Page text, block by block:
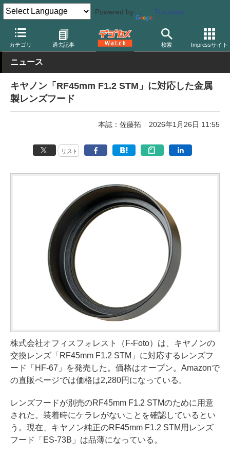
Powered by Translate
カテゴリ 過去記事 検索 Impressサイト
デジカメ Watch 撮影用品
ニュース
キヤノン「RF45mm F1.2 STM」に対応した金属
製レンズフード
本誌：佐藤拓 2026年1月26日 11:55
リスト
株式会社オフィスフォレスト（F-Foto）は、キヤノンの
交換レンズ「RF45mm F1.2 STM」に対応するレンズフ
ード「HF-67」を発売した。価格はオープン。Amazonで
の直販ページでは価格は2,280円になっている。
レンズフードが別売のRF45mm F1.2 STMのために用意
された。装着時にケラレがないことを確認しているとい
う。現在、キヤノン純正のRF45mm F1.2 STM用レンズ
フード「ES-73B」は品薄になっている。